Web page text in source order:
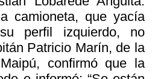
camioneta, que yacía
perfil izquierdo, no
Patricio Marín, de la
confirmó que la